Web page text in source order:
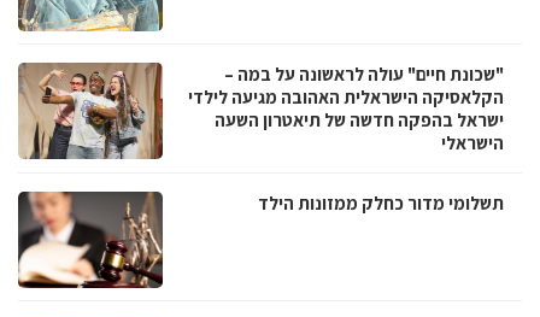
"שכונת חיים" עולה לראשונה על במה –
הקלאסיקה הישראלית האהובה מגיעה לילדי
ישראל בהפקה חדשה של תיאטרון השעה
הישראלי
תשלומי מדור כחלק ממזונות הילד